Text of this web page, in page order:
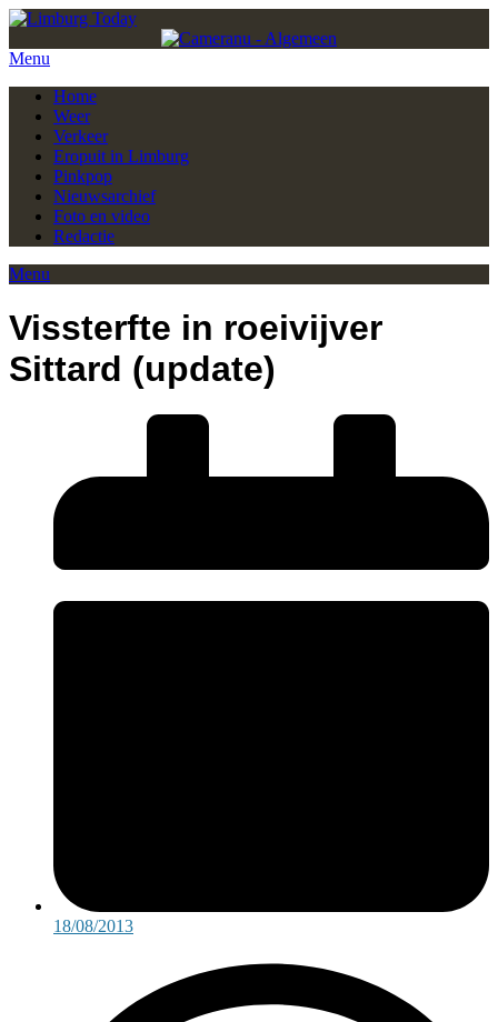
Menu
Home
Weer
Verkeer
Eropuit in Limburg
Pinkpop
Nieuwsarchief
Foto en video
Redactie
Menu
Vissterfte in roeivijver
Sittard (update)
18/08/2013